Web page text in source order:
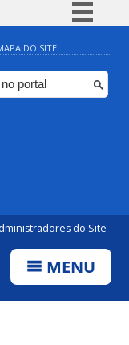
BR
Participe
DO SITE
do Site
MENU